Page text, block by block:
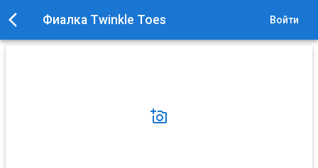
Фиалка Twinkle Toes Войти